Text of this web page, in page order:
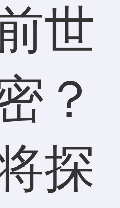
世
？
探